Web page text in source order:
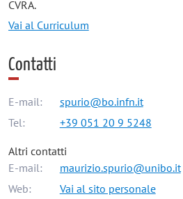
CVRA.
Vai al Curriculum
Contatti
E-mail:
spurio@bo.infn.it
Tel:
+39 051 20 9 5248
Altri contatti
E-mail:
maurizio.spurio@unibo.it
Web:
Vai al sito personale